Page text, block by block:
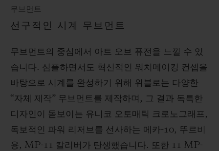
무브먼트
선구적인 시계 무브먼트
무브먼트의 중심에서 아트 오브 퓨전을 느낄 수 있
습니다. 심플하면서도 혁신적인 워치메이킹 컨셉을
바탕으로 시계를 완성하기 위해 위블로는 다양한
“자체 제작” 무브먼트를 제작하며, 그 결과 독특한
디자인이 돋보이는 유니코 오토매틱 크로노그래프,
독보적인 파워 리저브를 선사하는 메카-10, 뚜르비
용, MP-11 칼리버가 탄생했습니다. 또한 11 MP-